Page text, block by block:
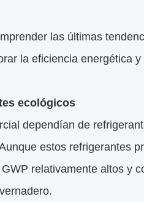
las últimas
la eficiencia energética
ecológicos
dependían de
estos refrigerantes
relativamente altos y